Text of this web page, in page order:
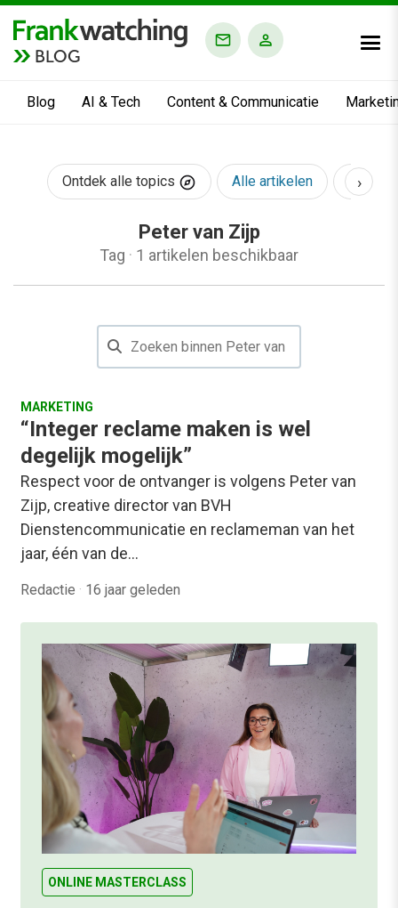
BLOG
Blog AI & Tech Content & Communicatie
Ontdek alle topics Alle artikelen AI &
›
Peter van Zijp
Tag · 1 artikelen beschikbaar
MARKETING
“Integer reclame maken is wel
degelijk mogelijk”
Respect voor de ontvanger is volgens Peter van
Zijp, creative director van BVH
Dienstencommunicatie en reclameman van het
jaar, één van de…
Redactie · 16 jaar geleden
ONLINE MASTERCLASS